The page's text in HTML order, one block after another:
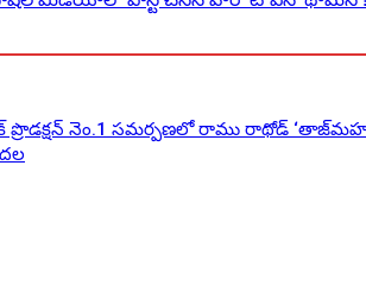
నెం.1 సమర్పణలో రాము రాథోడ్